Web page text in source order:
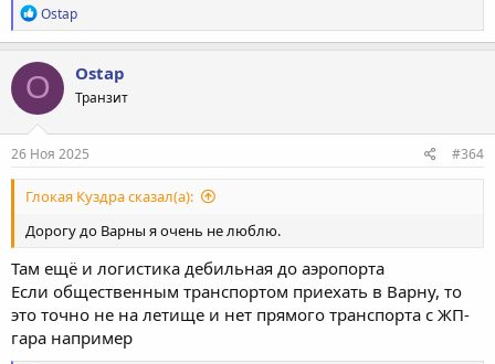
Р
е
а
к
ц
и
и
:
Ostap
O Ostap
Транзит
26 Ноя 2025 #364
Глокая Куздра сказал(а):
Дорогу до Варны я очень не люблю.
Там ещё и логистика дебильная до аэропорта
Если общественным транспортом приехать в Варну, то
это точно не на летище и нет прямого транспорта с ЖП-
гара например